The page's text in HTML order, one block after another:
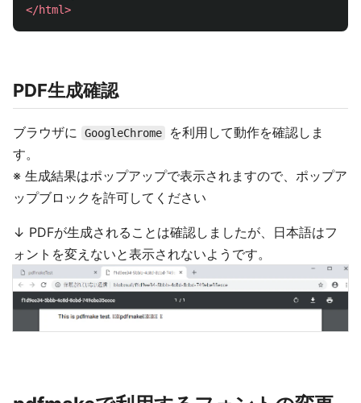
</html>
PDF生成確認
ブラウザに GoogleChrome
を利用して動作を確認しま
す。
※ 生成結果はポップアップで表示されますので、ポップア
ップブロックを許可してください
↓ PDFが生成されることは確認しましたが、日本語はフ
ォントを変えないと表示されないようです。